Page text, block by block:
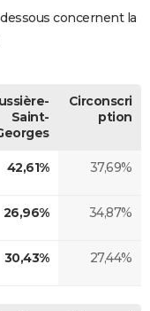
concernent la
Saint-
Circonscri
ption
42,61% 37,69%
26,96% 34,87%
30,43% 27,44%